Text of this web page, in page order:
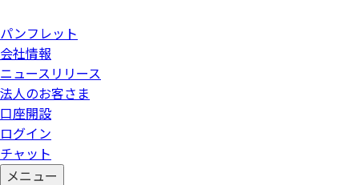
パンフレット
会社情報
ニュースリリース
法人のお客さま
口座開設
ログイン
チャット
メニュー